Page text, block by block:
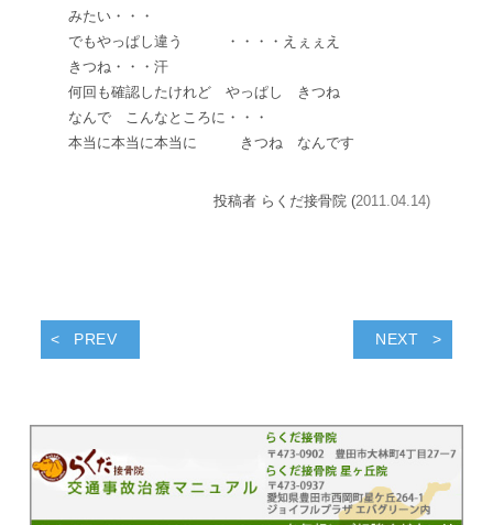
みたい・・・
でもやっぱし違う
・・・・えぇぇえ
きつね・・・ 汗
何回も確認したけれど やっぱし きつね
なんで こんなところに・・・
本当に本当に本当に きつね なんです
投稿者 らくだ接骨院 (2011.04.14)
PREV NEXT